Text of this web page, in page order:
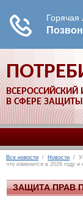
В СФЕРЕ
Все новости / Новости /
что изменится в 2026 году и
ЗАЩИТА ПРАВ